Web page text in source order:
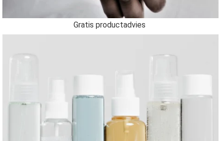
Gratis productadvies